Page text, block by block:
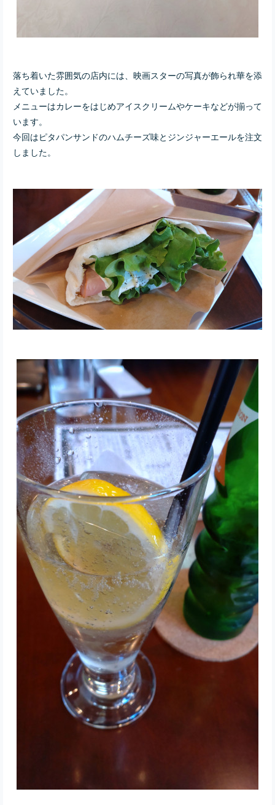
落ち着いた雰囲気の店内には、映画スターの写真が飾られ華を添
えていました。
メニューはカレーをはじめアイスクリームやケーキなどが揃って
います。
今回はピタパンサンドのハムチーズ味とジンジャーエールを注文
しました。